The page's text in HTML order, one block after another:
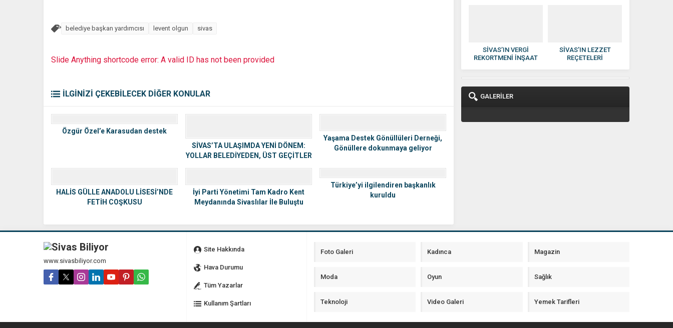
belediye başkan yardımcısı levent olgun sivas
Slide Anything shortcode error: A valid ID has not been provided
İLGİNİZİ ÇEKEBİLECEK DİĞER KONULAR
Özgür Özel’e Karasudan destek
SİVAS’TA ULAŞIMDA YENİ DÖNEM:
YOLLAR BELEDİYEDEN, ÜST GEÇİTLER
Yaşama Destek Gönüllüleri Derneği,
Gönüllere dokunmaya geliyor
HALİS GÜLLE ANADOLU LİSESİ’NDE
FETİH COŞKUSU
İyi Parti Yönetimi Tam Kadro Kent
Meydanında Sivaslılar İle Buluştu
Türkiye’yi ilgilendiren başkanlık
kuruldu
SİVAS’IN VERGİ
REKORTMENİ İNŞAAT
SİVAS’IN LEZZET
REÇETELERİ
GALERİLER
www.sivasbiliyor.com
Site Hakkında
Hava Durumu
Tüm Yazarlar
Kullanım Şartları
Foto Galeri Kadınca Magazin
Moda Oyun Sağlık
Teknoloji Video Galeri Yemek Tarifleri